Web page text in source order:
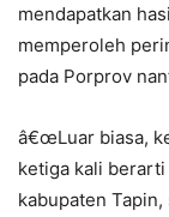
mendapatkan
memperoleh
pada Porprov
â€œLuar biasa,
ketiga kali
kabupaten